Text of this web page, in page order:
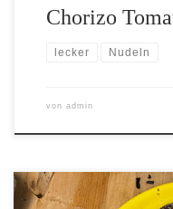
Chorizo
lecker Nudeln
von admin